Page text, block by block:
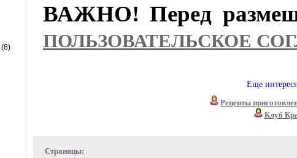
(8)
ВАЖНО! Перед
ПОЛЬЗОВАТЕЛЬСКОЕ
Еще
Рецепты
Клуб
Страницы: